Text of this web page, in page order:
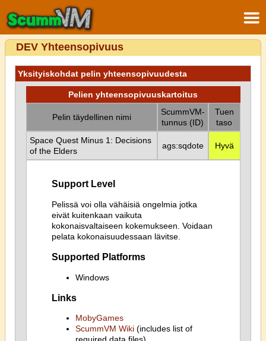
DEV Yhteensopivuus
Yksityiskohdat pelin yhteensopivuudesta
Pelien yhteensopivuuskartoitus
Pelin täydellinen nimi
ScummVM-
tunnus (ID)
Tuen
taso
Space Quest Minus 1: Decisions
of the Elders
ags:sqdote Hyvä
Support Level
Pelissä voi olla vähäisiä ongelmia jotka
eivät kuitenkaan vaikuta
kokonaisvaltaiseen kokemukseen. Voidaan
pelata kokonaisuudessaan lävitse.
Supported Platforms
Windows
Links
MobyGames
ScummVM Wiki(includes list of